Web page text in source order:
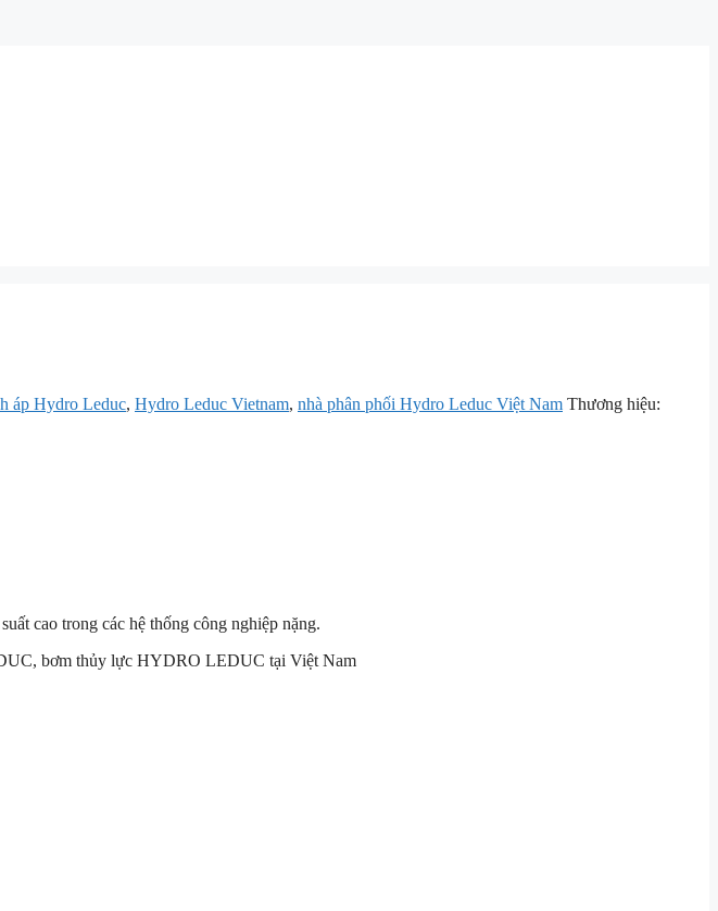
áp Hydro Leduc, Hydro Leduc Vietnam, nhà phân phối Hydro Leduc Việt Nam Thương hiệu:
cao trong các hệ thống công nghiệp nặng.
bơm thủy lực HYDRO LEDUC tại Việt Nam